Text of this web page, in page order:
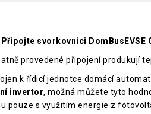
Připojte svorkovnici DomBusEVSE
provedené připojení produkují
k řídicí jednotce domácí
invertor, možná můžete tyto
pouze s využitím energie z